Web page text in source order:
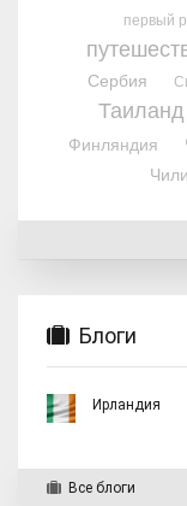
первый
Сербия
Таиланд
Финляндия
Чили
Блоги
Ирландия
Все блоги